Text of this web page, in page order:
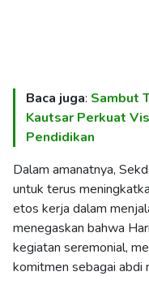
Baca juga: Sambut
Kautsar Perkuat
Pendidikan
Dalam amanatnya,
untuk terus
etos kerja dalam
menegaskan bahwa
kegiatan seremonial,
komitmen sebagai abdi